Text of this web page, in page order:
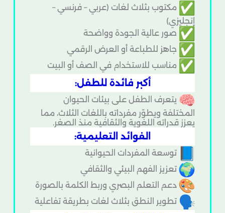
مكتوب بثلاث لغات (عربي – فرنسي –
إنجليزي)
صور عالية الجودة وواضحة
جاهز للطباعة أو العرض الرقمي
مناسب للاستخدام في الصف أو البيت
أكبر فائدة للطفل:
يتعرف الطفل على بيئات الحيوان
المختلفة ويطوّر مفرداته باللغات الثلاث، مما
يعزز قدراته اللغوية والثقافية منذ الصغر.
الفوائد التعليمية:
توسعة المفردات الحيوانية
تعزيز الفهم البيئي والثقافي
دعم التعلم البصري وربط الكلمة بالصورة
تطوير النطق بثلاث لغات بطريقة تفاعلية